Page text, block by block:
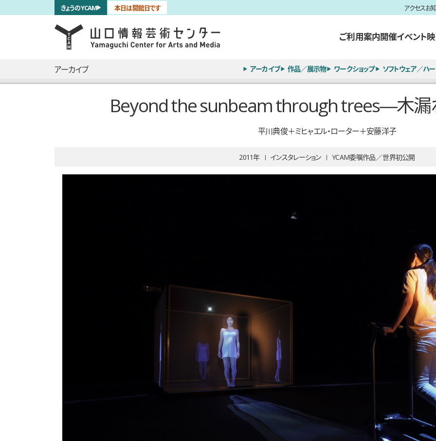
skip to main content 本日は開館日です
きょうのYCAM アクセスお
言語を切り替える
メインナビゲーション
ご利用案内開催イベント
アーカイブ アーカイブ 作品／展示物 ワークショップ ソフトウェア／ハ
Beyond the sunbeam through trees―木漏
平川典俊＋ミヒャエル・ローター＋安藤洋子
2011 インスタレーション YCAM委嘱作品 世界初公開